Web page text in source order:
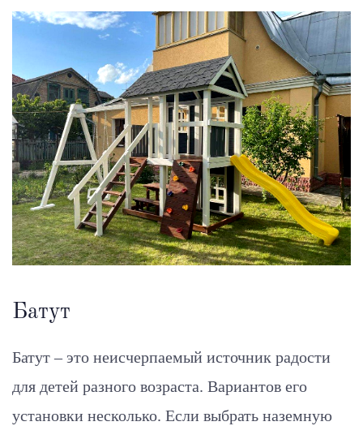
Батут
Батут – это неисчерпаемый источник радости
для детей разного возраста. Вариантов его
установки несколько. Если выбрать наземную